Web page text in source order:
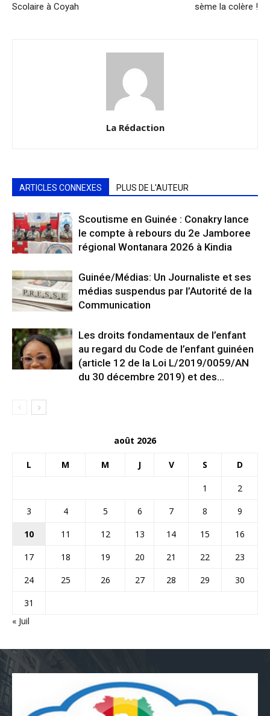
Scolaire à Coyah
sème la colère !
La Rédaction
ARTICLES CONNEXES PLUS DE L'AUTEUR
Scoutisme en Guinée : Conakry lance
le compte à rebours du 2e Jamboree
régional Wontanara 2026 à Kindia
Guinée/Médias: Un Journaliste et ses
médias suspendus par l’Autorité de la
Communication
Les droits fondamentaux de l’enfant
au regard du Code de l’enfant guinéen
(article 12 de la Loi L/2019/0059/AN
du 30 décembre 2019) et des...
août 2026
L M M J V S D
1
2
3
4 5 6 7 8
9
10
11 12 13 14 15
16
17
18 19 20 21 22
23
24
25 26 27 28 29
30
31
« Juil